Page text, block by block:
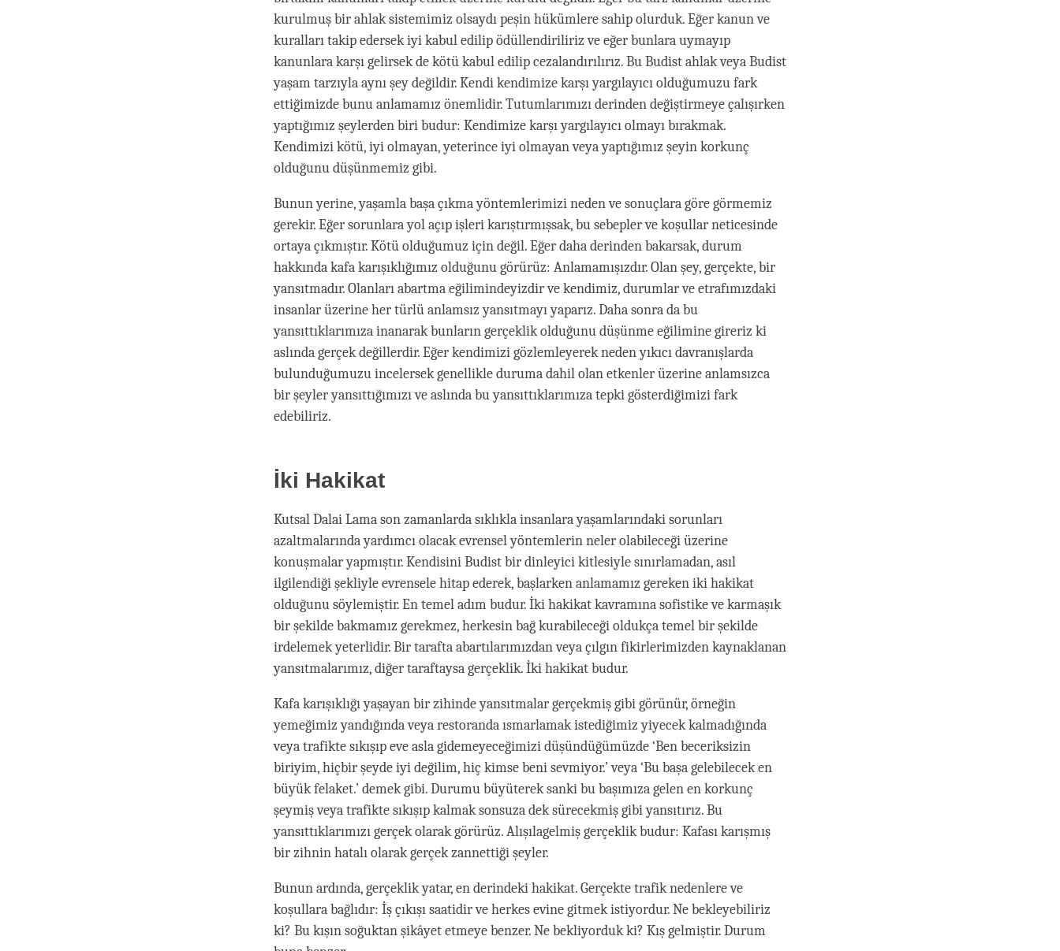
kurulmuş bir ahlak sistemimiz olsaydı peşin hükümlere sahip olurduk. Eğer kanun ve
kuralları takip edersek iyi kabul edilip ödüllendiriliriz ve eğer bunlara uymayıp
kanunlara karşı gelirsek de kötü kabul edilip cezalandırılırız. Bu Budist ahlak veya Budist
yaşam tarzıyla aynı şey değildir. Kendi kendimize karşı yargılayıcı olduğumuzu fark
ettiğimizde bunu anlamamız önemlidir. Tutumlarımızı derinden değiştirmeye çalışırken
yaptığımız şeylerden biri budur: Kendimize karşı yargılayıcı olmayı bırakmak.
Kendimizi kötü, iyi olmayan, yeterince iyi olmayan veya yaptığımız şeyin korkunç
olduğunu düşünmemiz gibi.
Bunun yerine, yaşamla başa çıkma yöntemlerimizi neden ve sonuçlara göre görmemiz
gerekir. Eğer sorunlara yol açıp işleri karıştırmışsak, bu sebepler ve koşullar neticesinde
ortaya çıkmıştır. Kötü olduğumuz için değil. Eğer daha derinden bakarsak, durum
hakkında kafa karışıklığımız olduğunu görürüz: Anlamamışızdır. Olan şey, gerçekte, bir
yansıtmadır. Olanları abartma eğilimindeyizdir ve kendimiz, durumlar ve etrafımızdaki
insanlar üzerine her türlü anlamsız yansıtmayı yaparız. Daha sonra da bu
yansıttıklarımıza inanarak bunların gerçeklik olduğunu düşünme eğilimine gireriz ki
aslında gerçek değillerdir. Eğer kendimizi gözlemleyerek neden yıkıcı davranışlarda
bulunduğumuzu incelersek genellikle duruma dahil olan etkenler üzerine anlamsızca
bir şeyler yansıttığımızı ve aslında bu yansıttıklarımıza tepki gösterdiğimizi fark
edebiliriz.
İki Hakikat
Kutsal Dalai Lama son zamanlarda sıklıkla insanlara yaşamlarındaki sorunları
azaltmalarında yardımcı olacak evrensel yöntemlerin neler olabileceği üzerine
konuşmalar yapmıştır. Kendisini Budist bir dinleyici kitlesiyle sınırlamadan, asıl
ilgilendiği şekliyle evrensele hitap ederek, başlarken anlamamız gereken iki hakikat
olduğunu söylemiştir. En temel adım budur. İki hakikat kavramına sofistike ve karmaşık
bir şekilde bakmamız gerekmez, herkesin bağ kurabileceği oldukça temel bir şekilde
irdelemek yeterlidir. Bir tarafta abartılarımızdan veya çılgın fikirlerimizden kaynaklanan
yansıtmalarımız, diğer taraftaysa gerçeklik. İki hakikat budur.
Kafa karışıklığı yaşayan bir zihinde yansıtmalar gerçekmiş gibi görünür, örneğin
yemeğimiz yandığında veya restoranda ısmarlamak istediğimiz yiyecek kalmadığında
veya trafikte sıkışıp eve asla gidemeyeceğimizi düşündüğümüzde ‘Ben beceriksizin
biriyim, hiçbir şeyde iyi değilim, hiç kimse beni sevmiyor.’ veya ‘Bu başa gelebilecek en
büyük felaket.’ demek gibi. Durumu büyüterek sanki bu başımıza gelen en korkunç
şeymiş veya trafikte sıkışıp kalmak sonsuza dek sürecekmiş gibi yansıtırız. Bu
yansıttıklarımızı gerçek olarak görürüz. Alışılagelmiş gerçeklik budur: Kafası karışmış
bir zihnin hatalı olarak gerçek zannettiği şeyler.
Bunun ardında, gerçeklik yatar, en derindeki hakikat. Gerçekte trafik nedenlere ve
koşullara bağlıdır: İş çıkışı saatidir ve herkes evine gitmek istiyordur. Ne bekleyebiliriz
ki? Bu kışın soğuktan şikâyet etmeye benzer. Ne bekliyorduk ki? Kış gelmiştir. Durum